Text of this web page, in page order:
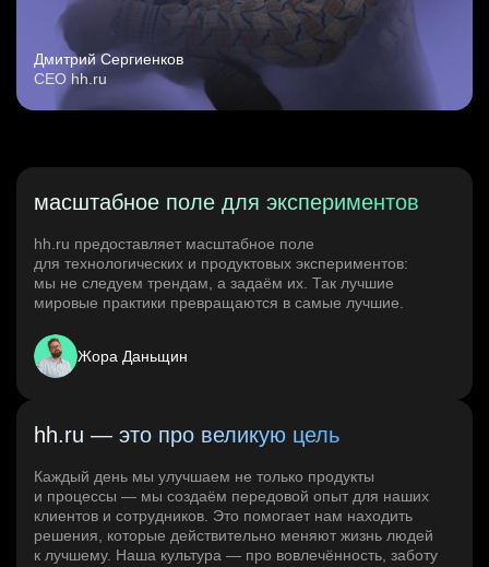
Дмитрий Сергиенков
CEO hh.ru
масштабное поле для экспериментов
hh.ru предоставляет масштабное поле
для технологических и продуктовых экспериментов:
мы не следуем трендам, а задаём их. Так лучшие
мировые практики превращаются в самые лучшие.
Жора Даньщин
hh.ru — это про великую цель
Каждый день мы улучшаем не только продукты
и процессы — мы создаём передовой опыт для наших
клиентов и сотрудников. Это помогает нам находить
решения, которые действительно меняют жизнь людей
к лучшему. Наша культура — про вовлечённость, заботу